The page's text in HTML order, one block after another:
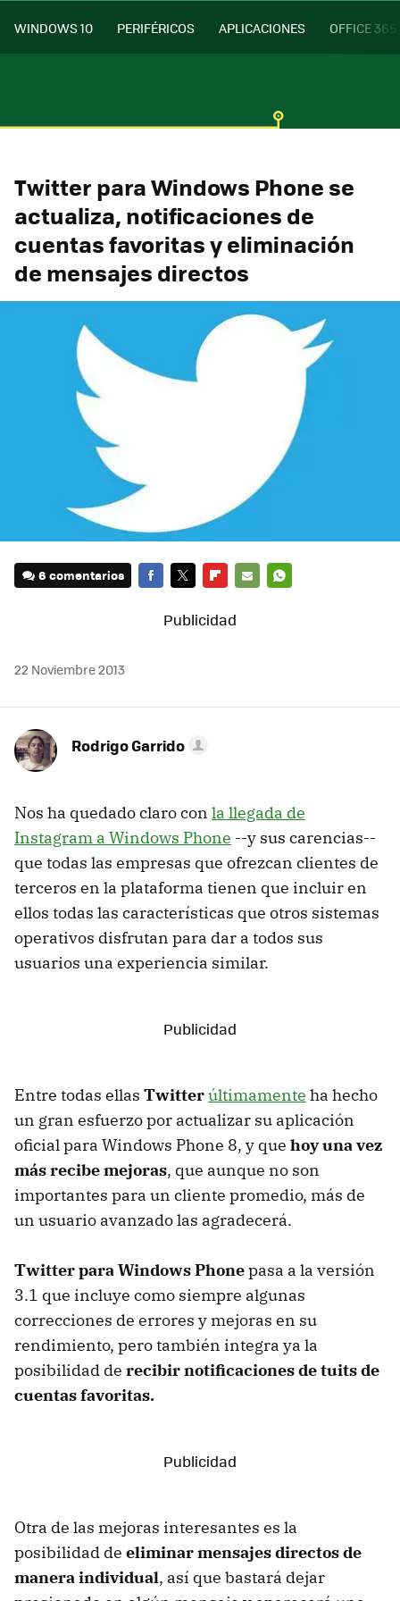
WINDOWS 10 PERIFÉRICOS APLICACIONES OFFICE 365
Twitter para Windows Phone se
actualiza, notificaciones de
cuentas favoritas y eliminación
de mensajes directos
6 comentarios
MAIL
22 Noviembre 2013
Rodrigo Garrido
Nos ha quedado claro con la llegada de
Instagram a Windows Phone --y sus carencias--
que todas las empresas que ofrezcan clientes de
terceros en la plataforma tienen que incluir en
ellos todas las características que otros sistemas
operativos disfrutan para dar a todos sus
usuarios una experiencia similar.
Entre todas ellas Twitterúltimamente ha hecho
un gran esfuerzo por actualizar su aplicación
oficial para Windows Phone 8, y que hoy una vez
más recibe mejoras, que aunque no son
importantes para un cliente promedio, más de
un usuario avanzado las agradecerá.
Twitter para Windows Phonepasa a la versión
3.1 que incluye como siempre algunas
correcciones de errores y mejoras en su
rendimiento, pero también integra ya la
posibilidad de recibir notificaciones de tuits de
cuentas favoritas.
Otra de las mejoras interesantes es la
posibilidad de eliminar mensajes directos de
manera individual, así que bastará dejar